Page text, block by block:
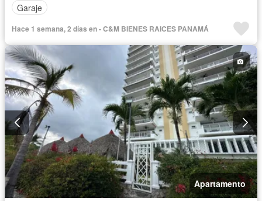
Garaje
Hace 1 semana, 2 días en - C&M BIENES RAICES PANAMÁ
Apartamento